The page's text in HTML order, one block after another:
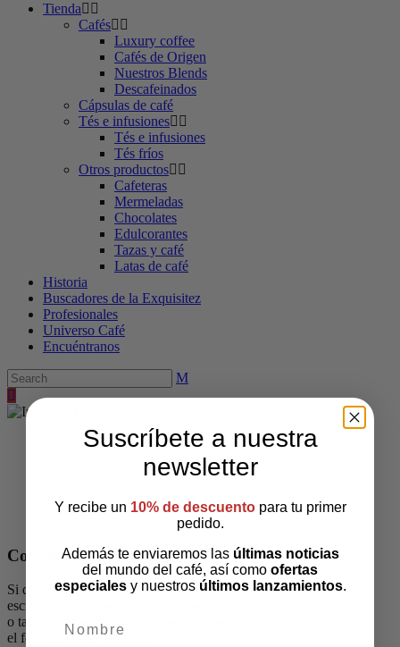
Tienda
Cafés
Luxury coffee
Cafés de Origen
Nuestros Blends
Descafeinados
Cápsulas de café
Tés e infusiones
Tés e infusiones
Tés fríos
Otros productos
Cafeteras
Mermeladas
Chocolates
Edulcorantes
Tazas y café
Latas de café
Historia
Buscadores de la Exquisitez
Profesionales
Universo Café
Encuéntranos
Contacta con nosotros
Si quiere contactar con nosotros puede
escribirnos un email, llamarnos por télefono
o también puede enviar un mensaje usando
el formulario de contacto.
Suscríbete a nuestra
newsletter
Y recibe un 10% de descuentopara tu primer
pedido.
Además te enviaremos las últimas noticias
del mundo del café, así como ofertas
especialesy nuestros últimos lanzamientos.